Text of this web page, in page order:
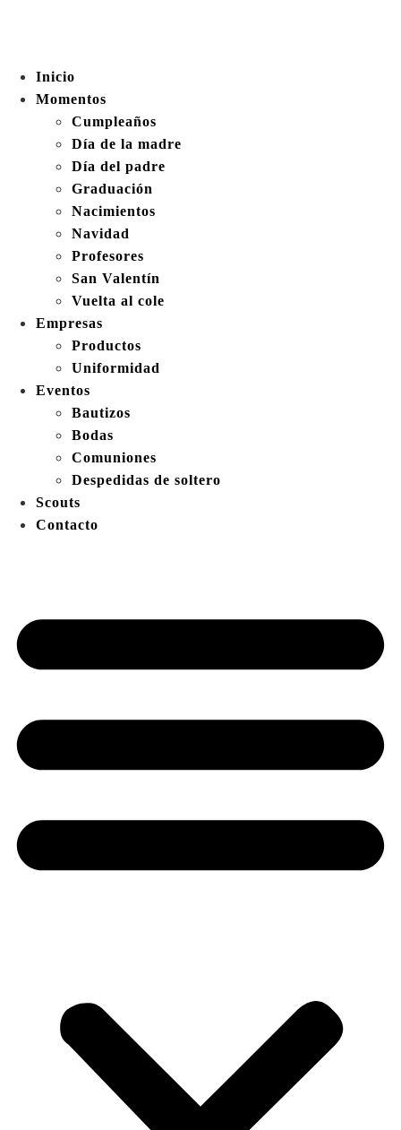
Inicio
Momentos
Cumpleaños
Día de la madre
Día del padre
Graduación
Nacimientos
Navidad
Profesores
San Valentín
Vuelta al cole
Empresas
Productos
Uniformidad
Eventos
Bautizos
Bodas
Comuniones
Despedidas de soltero
Scouts
Contacto